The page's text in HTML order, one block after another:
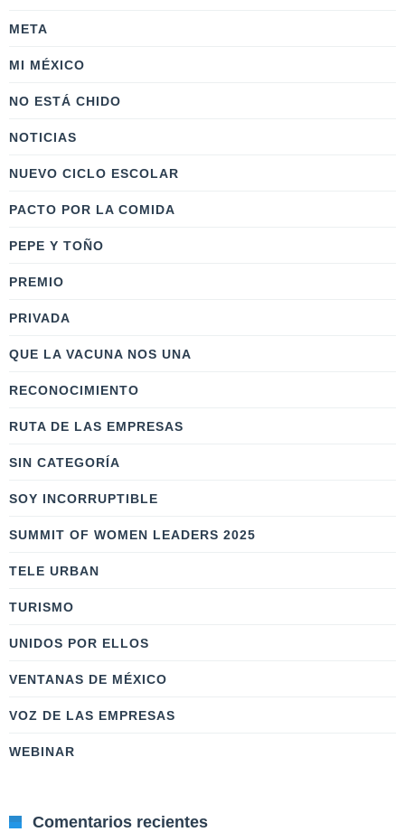
META
MI MÉXICO
NO ESTÁ CHIDO
NOTICIAS
NUEVO CICLO ESCOLAR
PACTO POR LA COMIDA
PEPE Y TOÑO
PREMIO
PRIVADA
QUE LA VACUNA NOS UNA
RECONOCIMIENTO
RUTA DE LAS EMPRESAS
SIN CATEGORÍA
SOY INCORRUPTIBLE
SUMMIT OF WOMEN LEADERS 2025
TELE URBAN
TURISMO
UNIDOS POR ELLOS
VENTANAS DE MÉXICO
VOZ DE LAS EMPRESAS
WEBINAR
Comentarios recientes